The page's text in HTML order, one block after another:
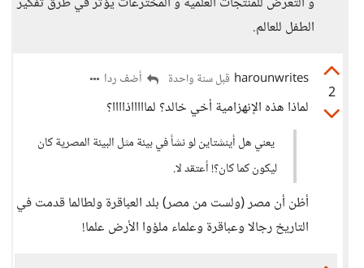
الطفل للعالم.
2
harounwrites قبل سنة واحدة أضف ردا
لماذا هذه الإنهزامية أخي خالد؟ لماااااذاااا؟
يعني هل أينشتاين لو نشأ في بيئة مثل البيئة المصرية كان
ليكون كما كان؟! أعتقد لا.
أظن أن مصر (ولست من مصر) بلد العباقرة ولطالما قدمت في
التاريخ رجالا وعباقرة وعلماء ملؤوا الأرض علما!